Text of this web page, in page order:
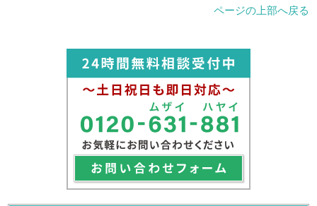
ページの上部へ戻る